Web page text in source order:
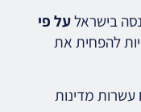
בישראלעל פי
להפחית את
מדינות